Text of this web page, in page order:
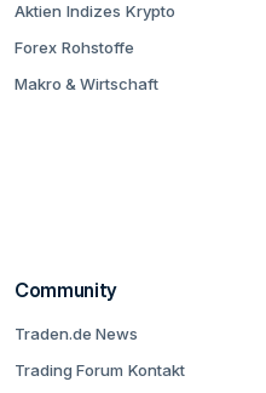
Aktien Indizes Krypto
Forex Rohstoffe
Makro & Wirtschaft
Community
Traden.de News
Trading Forum Kontakt